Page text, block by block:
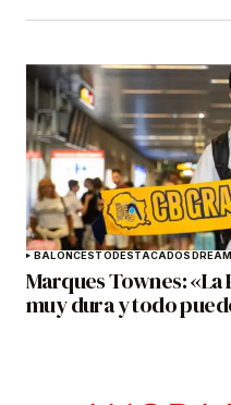
BALONCESTODESTACADOS
Marques Townes: «La
muy dura y todo